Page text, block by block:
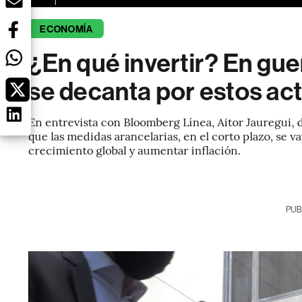
ECONOMÍA
¿En qué invertir? En
se decanta por estos
En entrevista con Bloomberg Línea, Aitor
que las medidas arancelarias, en el corto plazo,
crecimiento global y aumentar inflación.